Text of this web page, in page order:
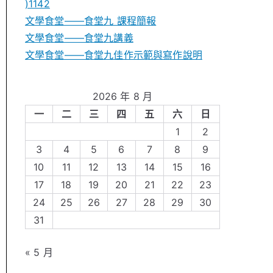
)1142
文學食堂——食堂九 課程簡報
文學食堂――食堂九講義
文學食堂——食堂九佳作示範與寫作說明
2026 年 8 月
一
二 三 四 五 六
日
1
2
3
4 5 6 7 8
9
10
11 12 13 14 15
16
17
18 19 20 21 22
23
24
25 26 27 28 29
30
31
« 5 月